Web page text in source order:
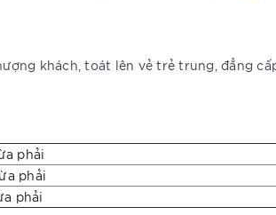
khách, toát lên vẻ trẻ trung, đẳng
phải
phải
phải